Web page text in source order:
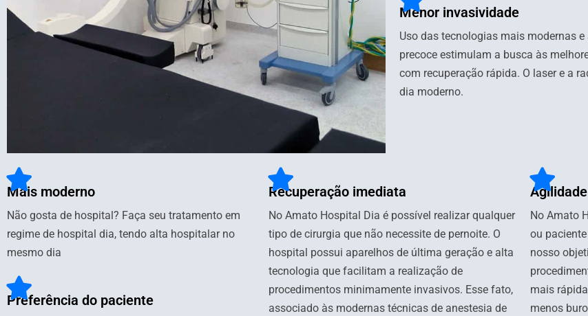
Menor invasividade
Uso das tecnologias mais modernas
precoce estimulam a busca às
com recuperação rápida. O laser e a
dia moderno.
Mais moderno
Não gosta de hospital? Faça seu tratamento em
regime de hospital dia, tendo alta hospitalar no
mesmo dia
Preferência do paciente
Recuperação imediata
No Amato Hospital Dia é possível realizar qualquer
tipo de cirurgia que não necessite de pernoite. O
hospital possui aparelhos de última geração e alta
tecnologia que facilitam a realização de
procedimentos minimamente invasivos. Esse fato,
associado às modernas técnicas de anestesia de
No Amato
ou
nosso
mais
menos